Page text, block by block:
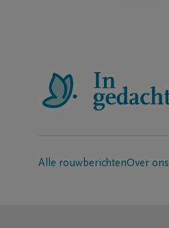
Alle rouwberichtenOver ons